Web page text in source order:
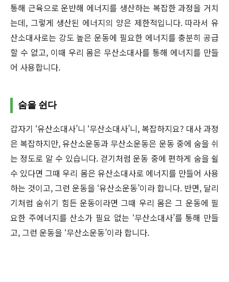
통해 근육으로 운반해 에너지를 생산하는 복잡한 과정을 거치
는데, 그렇게 생산된 에너지의 양은 제한적입니다. 따라서 유
산소대사로는 강도 높은 운동에 필요한 에너지를 충분히 공급
할 수 없고, 이때 우리 몸은 무산소대사를 통해 에너지를 만들
어 사용합니다.
숨을 쉰다
갑자기 ‘유산소대사’니 ‘무산소대사’니, 복잡하지요? 대사 과정
은 복잡하지만, 유산소운동과 무산소운동은 운동 중에 숨을 쉬
는 정도로 알 수 있습니다. 걷기처럼 운동 중에 편하게 숨을 쉴
수 있다면 그때 우리 몸은 유산소대사로 에너지를 만들어 사용
하는 것이고, 그런 운동을 ‘유산소운동’이라 합니다. 반면, 달리
기처럼 숨쉬기 힘든 운동이라면 그때 우리 몸은 그 운동에 필
요한 주에너지를 산소가 필요 없는 ‘무산소대사’를 통해 만들
고, 그런 운동을 ‘무산소운동’이라 합니다.